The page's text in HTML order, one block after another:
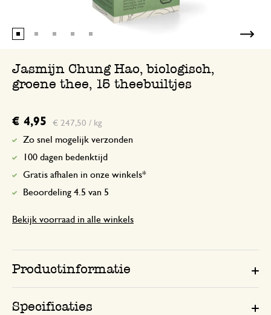
Jasmijn Chung Hao, biologisch,
groene thee, 15 theebuiltjes
€ 4,95 € 247,50 / kg
Zo snel mogelijk verzonden
100 dagen bedenktijd
Gratis afhalen in onze winkels*
Beoordeling 4.5 van 5
Bekijk voorraad in alle winkels
Productinformatie
Specificaties